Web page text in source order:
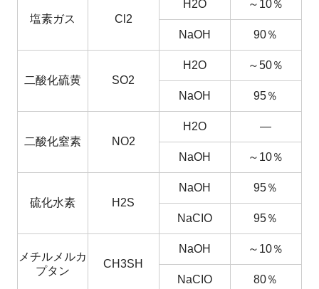
塩素ガス Cl2
H2O ～10％
NaOH 90％
二酸化硫黄 SO2
H2O ～50％
NaOH 95％
二酸化窒素 NO2
H2O ―
NaOH ～10％
硫化水素 H2S
NaOH 95％
NaCIO 95％
メチルメルカ
プタン
CH3SH
NaOH ～10％
NaCIO 80％